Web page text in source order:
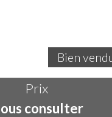
Bien
Prix
consulter